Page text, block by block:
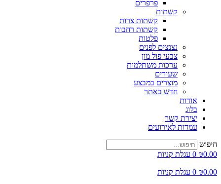
פרפרים
קשתות
קשתות צרות
קשתות רחבות
פלטות
נצנצים לפנים
צבעי פול מון
ערכות משתלמות
שעורים
מוצרים במבצע
חדש באתר
אודות
בלוג
יצירת קשר
עמדות לאירועים
חיפוש
₪0.00
0 עגלת קניות
₪0.00
0 עגלת קניות